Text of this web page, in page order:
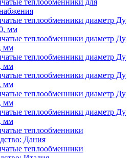
теплообменники для
теплообменники диаметр Ду
мм
теплообменники диаметр Ду
мм
теплообменники диаметр Ду
мм
теплообменники диаметр Ду
мм
теплообменники диаметр Ду
мм
теплообменники диаметр Ду
мм
теплообменники
Дания
теплообменники